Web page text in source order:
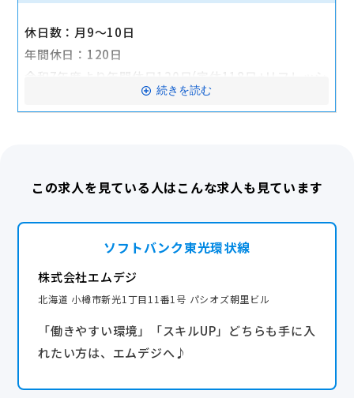
・家賃補助(会社都合の異動時)
・永年勤続表彰制度(10年ごと)
・社割あり
・慶弔見舞金制度
・カムバック(復職)制度
転勤なし
休日数：月9～10日
年間休日：120日
令和7年度より年間休日120日(定休118日+リフレッシ
ュ休暇2日)になります！
<当社の自慢>
当社での正社員経験がある社員は、育休から復帰
るのもエムデジならでは。
続きを読む
この求人を見ている人はこんな求人も見ています
ソフトバンク東光環状線
株式会社エムデジ
北海道 小樽市新光1丁目11番1号 パシオズ朝里ビル
「働きやすい環境」「スキルUP」どちらも手に入
れたい方は、エムデジへ♪